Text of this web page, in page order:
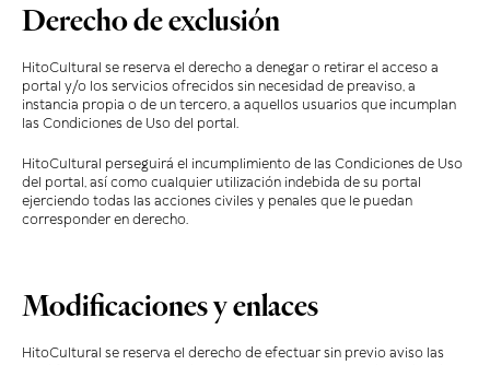
Derecho de exclusión
HitoCultural se reserva el derecho a denegar o retirar el acceso a
portal y/o los servicios ofrecidos sin necesidad de preaviso, a
instancia propia o de un tercero, a aquellos usuarios que incumplan
las Condiciones de Uso del portal.
HitoCultural perseguirá el incumplimiento de las Condiciones de Uso
del portal, así como cualquier utilización indebida de su portal
ejerciendo todas las acciones civiles y penales que le puedan
corresponder en derecho.
Modificaciones y enlaces
HitoCultural se reserva el derecho de efectuar sin previo aviso las